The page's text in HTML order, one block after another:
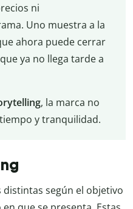
ni
Uno muestra a la
ahora puede cerrar
ya no llega tarde a
, la marca no
y tranquilidad.
según el objetivo